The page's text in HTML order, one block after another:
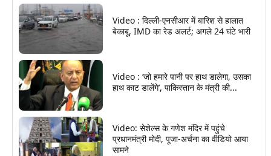
Video : दिल्ली-एनसीआर में बारिश से हालात
बेकाबू, IMD का रेड अलर्ट; अगले 24 घंटे भारी
Video : ‘जो हमारे पानी पर हाथ डालेगा, उसका
हाथ काट डालेंगे’, पाकिस्तान के मंत्री की...
Video: सेशेल्स के गणेश मंदिर में पहुंचे
प्रधानमंत्री मोदी, पूजा-अर्चना का वीडियो आया
सामने